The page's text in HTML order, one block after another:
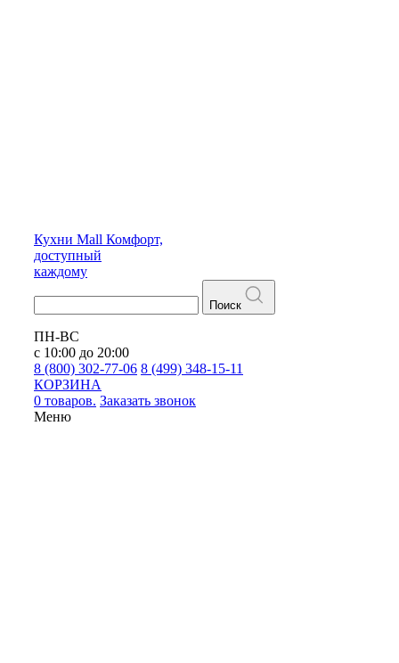
Кухни Mall Комфорт,
доступный
каждому
Поиск
ПН-ВС
с 10:00 до 20:00
8 (800) 302-77-06 8 (499) 348-15-11
КОРЗИНА
0 товаров. Заказать звонок
Меню